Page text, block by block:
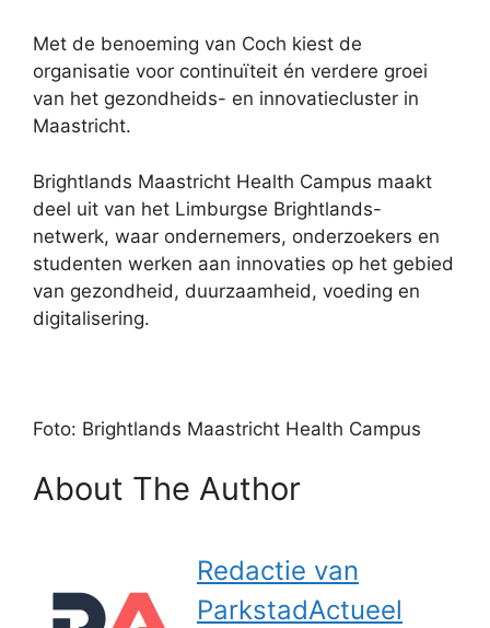
Met de benoeming van Coch kiest de
organisatie voor continuïteit én verdere groei
van het gezondheids- en innovatiecluster in
Maastricht.
Brightlands Maastricht Health Campus maakt
deel uit van het Limburgse Brightlands-
netwerk, waar ondernemers, onderzoekers en
studenten werken aan innovaties op het gebied
van gezondheid, duurzaamheid, voeding en
digitalisering.
Foto: Brightlands Maastricht Health Campus
About The Author
Redactie van
ParkstadActueel